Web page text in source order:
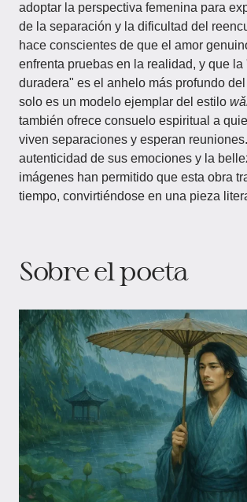
adoptar la perspectiva femenina para
de la separación y la dificultad del
hace conscientes de que el amor
enfrenta pruebas en la realidad, y que la
duradera" es el anhelo más profundo
solo es un modelo ejemplar del estilo
también ofrece consuelo espiritual a
viven separaciones y esperan
autenticidad de sus emociones y la
imágenes han permitido que esta obra
tiempo, convirtiéndose en una pieza
Sobre el poeta​